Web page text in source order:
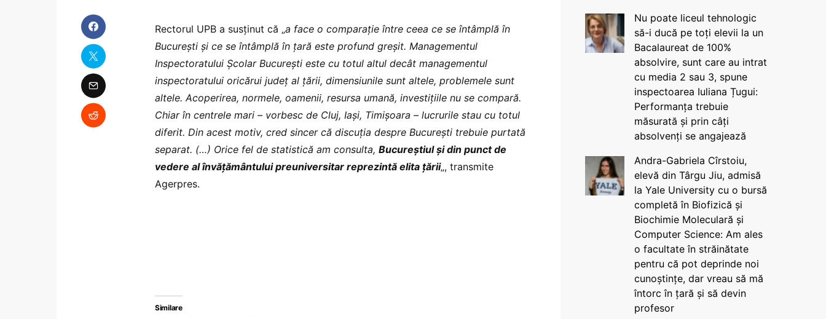
Rectorul UPB a susținut că „a face o comparaţie între ceea ce se întâmplă în
Bucureşti şi ce se întâmplă în ţară este profund greşit. Managementul
Inspectoratului Şcolar Bucureşti este cu totul altul decât managementul
inspectoratului oricărui judeţ al ţării, dimensiunile sunt altele, problemele sunt
altele. Acoperirea, normele, oamenii, resursa umană, investiţiile nu se compară.
Chiar în centrele mari – vorbesc de Cluj, Iaşi, Timişoara – lucrurile stau cu totul
diferit. Din acest motiv, cred sincer că discuţia despre Bucureşti trebuie purtată
separat. (…) Orice fel de statistică am consulta, Bucureştiul şi din punct de
vedere al învăţământului preuniversitar reprezintă elita ţării„, transmite
Agerpres.
Similare
Nu poate liceul tehnologic
să-i ducă pe toți elevii la un
Bacalaureat de 100%
absolvire, sunt care au intrat
cu media 2 sau 3, spune
inspectoarea Iuliana Țugui:
Performanța trebuie
măsurată și prin câți
absolvenți se angajează
Andra-Gabriela Cîrstoiu,
elevă din Târgu Jiu, admisă
la Yale University cu o bursă
completă în Biofizică și
Biochimie Moleculară și
Computer Science: Am ales
o facultate în străinătate
pentru că pot deprinde noi
cunoștințe, dar vreau să mă
întorc în țară și să devin
profesor